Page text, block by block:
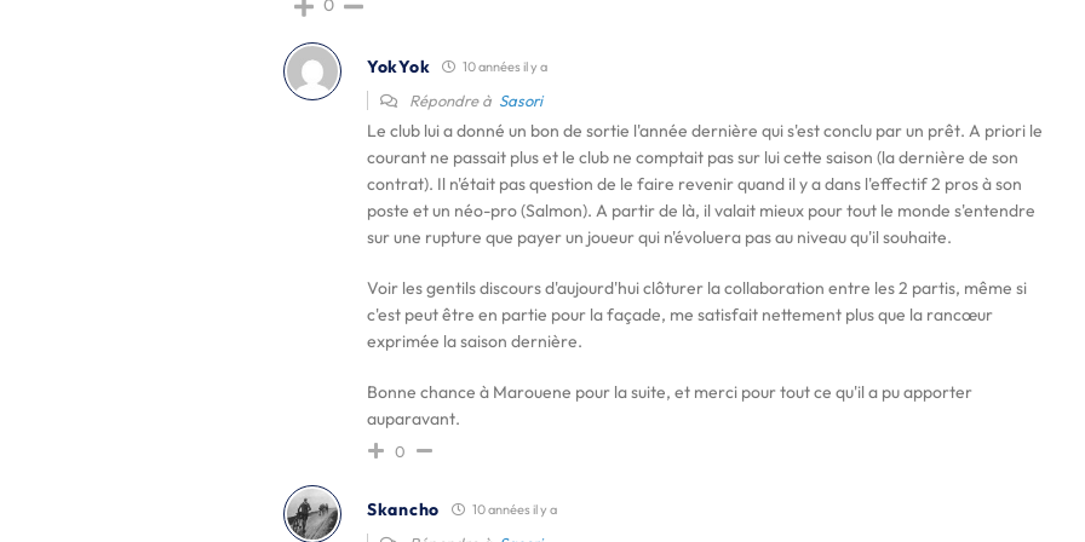
0
YokYok 10 années il y a
Répondre à Sasori
Le club lui a donné un bon de sortie l'année dernière qui s'est conclu par un prêt. A priori le
courant ne passait plus et le club ne comptait pas sur lui cette saison (la dernière de son
contrat). Il n'était pas question de le faire revenir quand il y a dans l'effectif 2 pros à son
poste et un néo-pro (Salmon). A partir de là, il valait mieux pour tout le monde s'entendre
sur une rupture que payer un joueur qui n'évoluera pas au niveau qu'il souhaite.
Voir les gentils discours d'aujourd'hui clôturer la collaboration entre les 2 partis, même si
c'est peut être en partie pour la façade, me satisfait nettement plus que la rancœur
exprimée la saison dernière.
Bonne chance à Marouene pour la suite, et merci pour tout ce qu'il a pu apporter
auparavant.
0
Skancho 10 années il y a